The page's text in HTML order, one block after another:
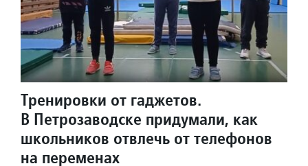
Тренировки от гаджетов.
В Петрозаводске придумали, как
школьников отвлечь от телефонов
на переменах